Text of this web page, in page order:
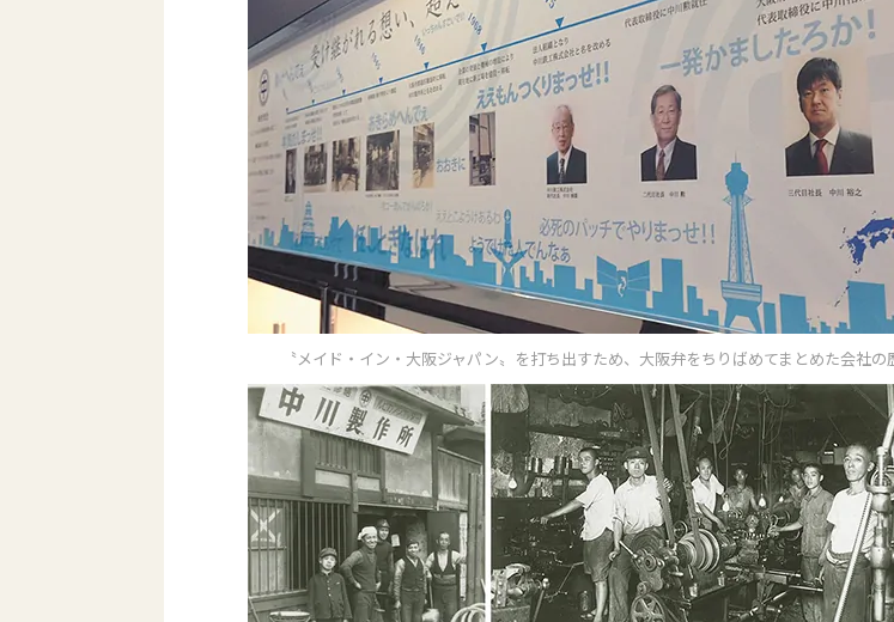
〝メイド・イン・大阪ジャパン〟を打ち出すため、大阪弁をちりばめてまとめた会社の